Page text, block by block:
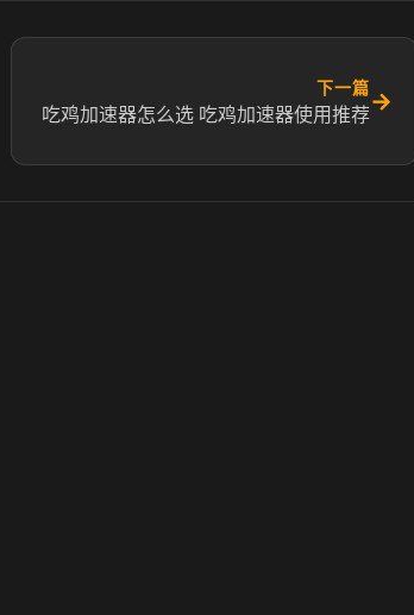
下一篇
吃鸡加速器怎么选 吃鸡加速器使用推荐→